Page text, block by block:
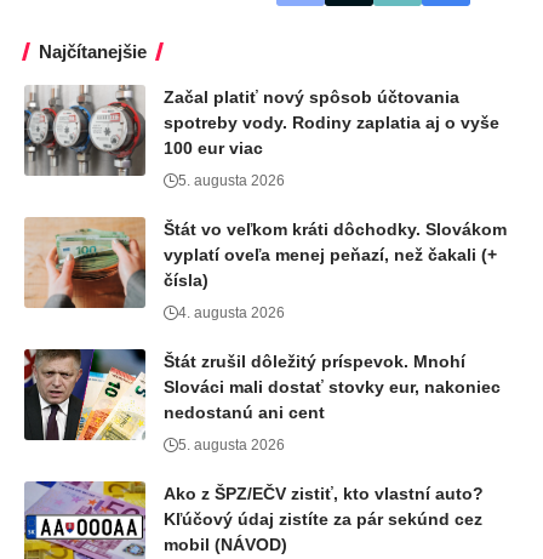
Najčítanejšie
Začal platiť nový spôsob účtovania
spotreby vody. Rodiny zaplatia aj o vyše
100 eur viac
5. augusta 2026
Štát vo veľkom kráti dôchodky. Slovákom
vyplatí oveľa menej peňazí, než čakali (+
čísla)
4. augusta 2026
Štát zrušil dôležitý príspevok. Mnohí
Slováci mali dostať stovky eur, nakoniec
nedostanú ani cent
5. augusta 2026
Ako z ŠPZ/EČV zistiť, kto vlastní auto?
Kľúčový údaj zistíte za pár sekúnd cez
mobil (NÁVOD)